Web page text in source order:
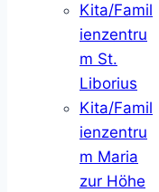
Kita/Famil
ienzentru
m St.
Liborius
Kita/Famil
ienzentru
m Maria
zur Höhe